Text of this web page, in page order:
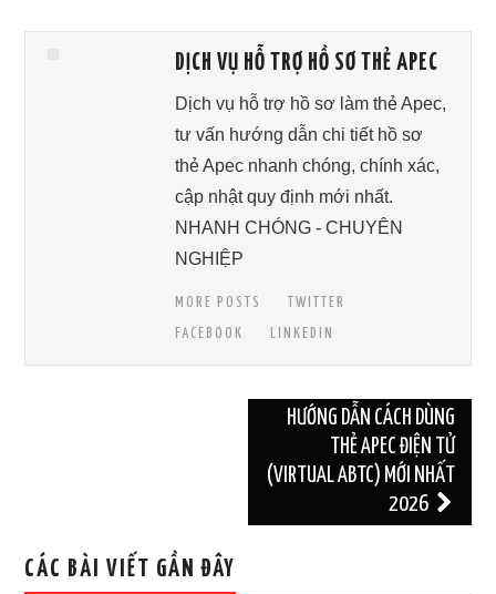
DỊCH VỤ HỖ TRỢ HỒ SƠ THẺ APEC
Dịch vụ hỗ trợ hồ sơ làm thẻ Apec,
tư vấn hướng dẫn chi tiết hồ sơ
thẻ Apec nhanh chóng, chính xác,
cập nhật quy định mới nhất.
NHANH CHÓNG - CHUYÊN
NGHIỆP
MORE POSTS
TWITTER
FACEBOOK
LINKEDIN
HƯỚNG DẪN CÁCH DÙNG
THẺ APEC ĐIỆN TỬ
(VIRTUAL ABTC) MỚI NHẤT
2026
CÁC BÀI VIẾT GẦN ĐÂY